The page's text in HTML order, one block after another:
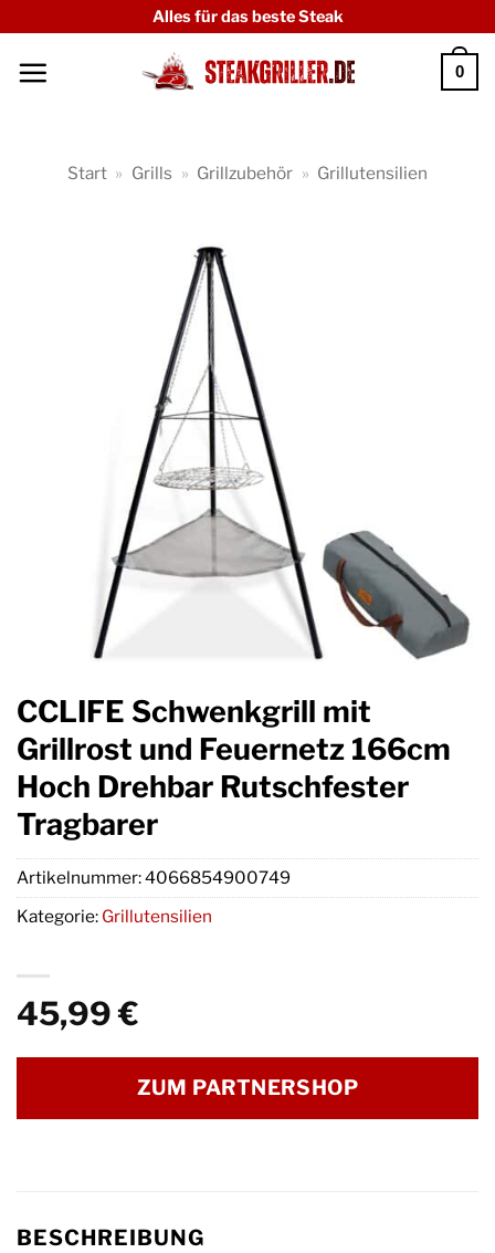
springen
Alles für das beste Steak
0
Start » Grills » Grillzubehör » Grillutensilien
CCLIFE Schwenkgrill mit
Grillrost und Feuernetz 166cm
Hoch Drehbar Rutschfester
Tragbarer
45,99€
ZUM PARTNERSHOP
Artikelnummer:4066854900749
Kategorie: Grillutensilien
BESCHREIBUNG